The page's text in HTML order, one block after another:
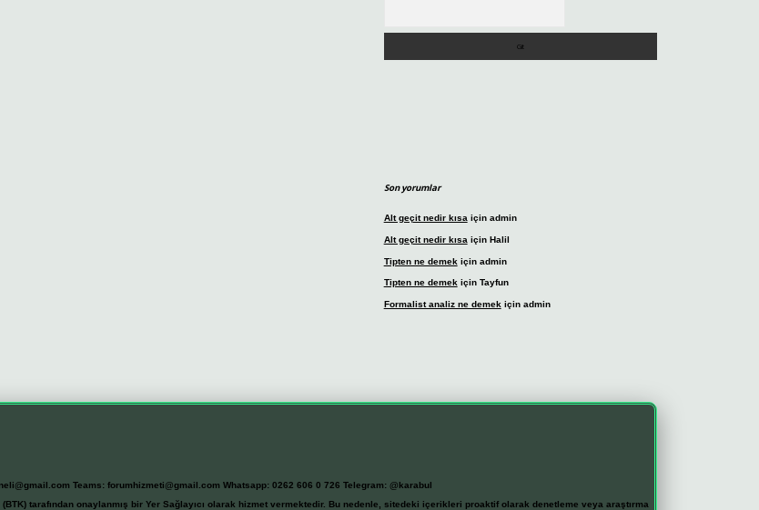
Son yorumlar
Alt geçit nedir kısaiçin admin
Alt geçit nedir kısa için Halil
Tipten ne demek için admin
Tipten ne demek için Tayfun
Formalist analiz ne demek için admin
Teams: forumhizmeti@gmail.com Whatsapp: 0262 606 0 726 Telegram: @karabul
tarafından onaylanmış bir Yer Sağlayıcı olarak hizmet vermektedir. Bu nedenle, sitedeki içerikleri proaktif olarak denetleme veya araştırma